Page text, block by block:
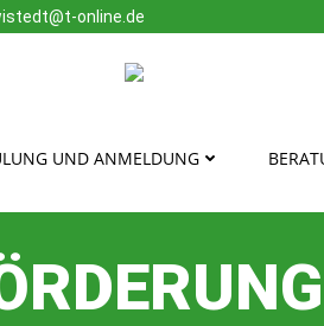
online.de
UND ANMELDUNG